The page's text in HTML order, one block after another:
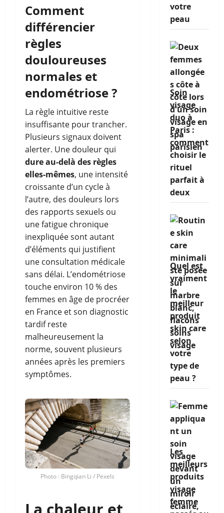
Comment
différencier
règles
douloureuses
normales et
endométriose ?
La règle intuitive reste
insuffisante pour trancher.
Plusieurs signaux doivent
alerter. Une douleur qui
dure au-delà des règles
elles-mêmes, une intensité
croissante d’un cycle à
l’autre, des douleurs lors
des rapports sexuels ou
une fatigue chronique
inexpliquée sont autant
d’éléments qui justifient
une consultation médicale
sans délai. L’endométriose
touche environ 10 % des
femmes en âge de procréer
en France et son diagnostic
tardif reste
malheureusement la
norme, souvent plusieurs
années après les premiers
symptômes.
Photo : Bingqian Li / Pexels
votre
peau
Soin
visage
duo à
Paris :
comment
choisir le
rituel
parfait à
deux
Quel est
vraiment
le
meilleur
produit
skin care
selon
votre
type de
peau ?
Les
meilleurs
produits
visage
femme